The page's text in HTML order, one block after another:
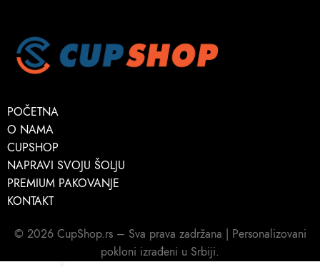
POČETNA
O NAMA
CUPSHOP
NAPRAVI SVOJU ŠOLJU
PREMIUM PAKOVANJE
KONTAKT
© 2026 CupShop.rs – Sva prava zadržana | Personalizovani
pokloni izrađeni u Srbiji.